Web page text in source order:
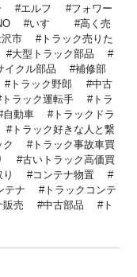
エルフ
フォワー
いすゞ
高く売
市
トラック売りた
大型トラック部品
イクル部品
補修部
トラック野郎
中古
トラック運転手
トラ
自動車
トラックドラ
トラック好きな人と繋
トラック事故車買
古いトラック高価買
コンテナ物置
テナ
トラックコンテ
販売 中古部品
ト